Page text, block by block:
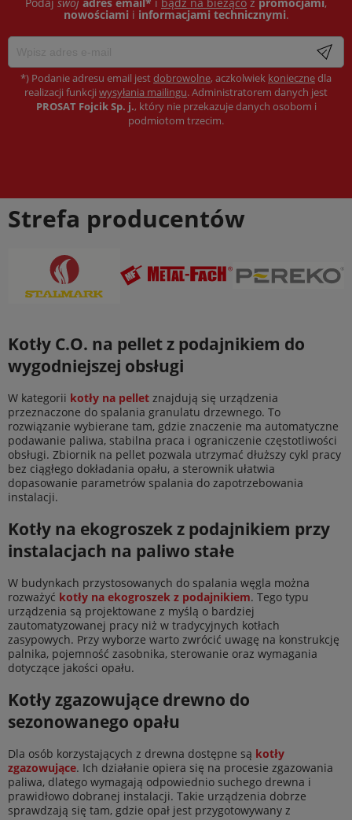
nowościami i informacjami technicznymi.
*) Podanie adresu email jestdobrowolne, aczkolwiek koniecznedla
realizacji funkcji wysyłania mailingu. Administratorem danych jest
PROSAT Fojcik Sp. j., który nie przekazuje danych osobom i
podmiotom trzecim.
Strefa producentów
Kotły C.O. na pellet z podajnikiem do
wygodniejszej obsługi
W kategorii kotły na pellet znajdują się urządzenia
przeznaczone do spalania granulatu drzewnego. To
rozwiązanie wybierane tam, gdzie znaczenie ma automatyczne
podawanie paliwa, stabilna praca i ograniczenie częstotliwości
obsługi. Zbiornik na pellet pozwala utrzymać dłuższy cykl pracy
bez ciągłego dokładania opału, a sterownik ułatwia
dopasowanie parametrów spalania do zapotrzebowania
instalacji.
Kotły na ekogroszek z podajnikiem przy
instalacjach na paliwo stałe
W budynkach przystosowanych do spalania węgla można
rozważyć kotły na ekogroszek z podajnikiem. Tego typu
urządzenia są projektowane z myślą o bardziej
zautomatyzowanej pracy niż w tradycyjnych kotłach
zasypowych. Przy wyborze warto zwrócić uwagę na konstrukcję
palnika, pojemność zasobnika, sterowanie oraz wymagania
dotyczące jakości opału.
Kotły zgazowujące drewno do
sezonowanego opału
Dla osób korzystających z drewna dostępne są kotły
zgazowujące. Ich działanie opiera się na procesie zgazowania
paliwa, dlatego wymagają odpowiednio suchego drewna i
prawidłowo dobranej instalacji. Takie urządzenia dobrze
sprawdzają się tam, gdzie opał jest przygotowywany z